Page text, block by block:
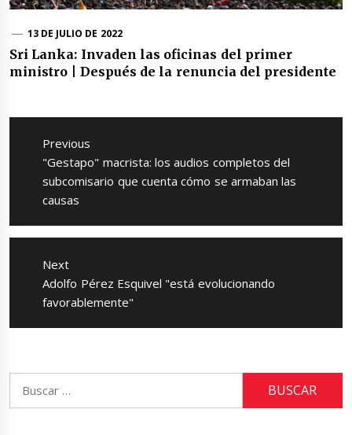
13 DE JULIO DE 2022
Sri Lanka: Invaden las oficinas del primer
ministro | Después de la renuncia del presidente
Navegación
entradas
Previous
Previous
post:
"Gestapo" macrista: los audios completos del
subcomisario que cuenta cómo se armaban las
causas
Next
Next
post:
Adolfo Pérez Esquivel "está evolucionando
favorablemente"